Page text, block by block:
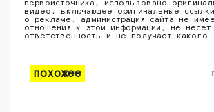
первоисточника, использовано
видео, включающее оригинальные
о рекламе. администрация сайта не
отношения к этой информации, не
ответственность и не получает какого
похожее